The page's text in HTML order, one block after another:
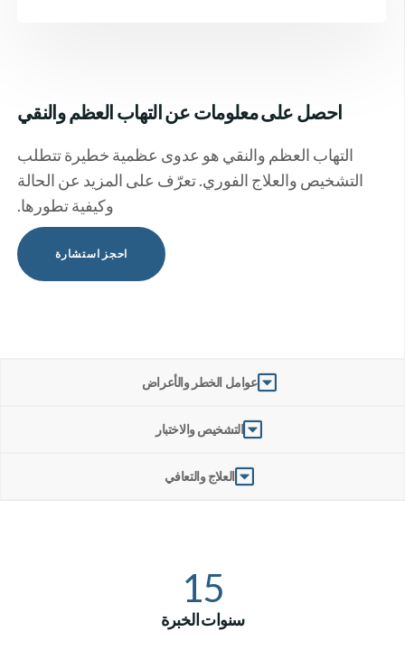
احصل على معلومات عن التهاب العظم والنقي
التهاب العظم والنقي هو عدوى عظمية خطيرة تتطلب
التشخيص والعلاج الفوري. تعرّف على المزيد عن الحالة
وكيفية تطورها.
احجز استشارة
عوامل الخطر والأعراض
التشخيص والاختبار
العلاج والتعافي
15
سنوات الخبرة